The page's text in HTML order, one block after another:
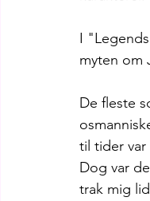
I
myten om
De fleste
til tider
Dog var
trak mig